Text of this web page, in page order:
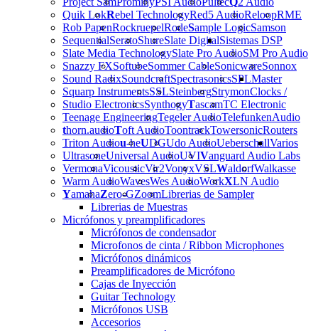
Quik LokRebel TechnologyRed5 AudioReloopRME
Rob PapenRockruepelRodeSample LogicSamson
SequentialSeratoShureSlate Digital
Slate Media TechnologySlate Pro AudioSM Pro Audio
Snazzy FXSoftubeSommer CableSonicwareSonnox
Sound RadixSoundcraftSpectrasonicsSPL
Squarp InstrumentsSSLSteinbergStrymon
Studio ElectronicsSynthogyTascamTC Electronic
Teenage EngineeringTegeler AudioTelefunken
thorn.audioToft AudioToontrackTowersonic
Triton Audiou-heUDGUdo AudioUeberschall
UltrasoneUniversal AudioUVIVanguard Audio Labs
VermonaVicousticVir2VonyxVSLWaldorfWalkasse
Warm AudioWavesWes AudioWorkXLN Audio
YamahaZero-GZoom
Sistemas DSP
Master
Clocks /
Audio
Routers
Varios
Librerias de Sampler
Librerias de Muestras
Micrófonos y preamplificadores
Micrófonos de condensador
Microfonos de cinta / Ribbon Microphones
Micrófonos dinámicos
Preamplificadores de Micrófono
Cajas de Inyección
Guitar Technology
Micrófonos USB
Accesorios